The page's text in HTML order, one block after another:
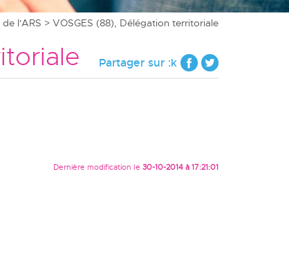
l'ARS > VOSGES (88), Délégation territoriale
Partager sur :k
Dernière modification le 30-10-2014 à 17:21:01